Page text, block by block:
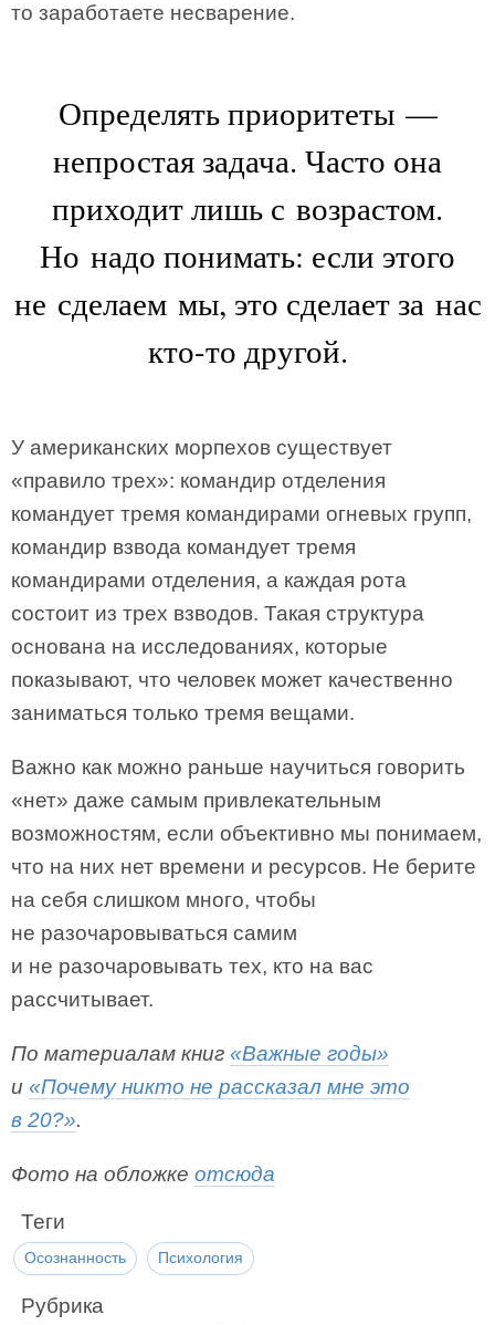
то заработаете несварение.
Определять приоритеты —
непростая задача. Часто она
приходит лишь с возрастом.
Но надо понимать: если этого
не сделаем мы, это сделает за нас
кто-то другой.
У американских морпехов существует
«правило трех»: командир отделения
командует тремя командирами огневых групп,
командир взвода командует тремя
командирами отделения, а каждая рота
состоит из трех взводов. Такая структура
основана на исследованиях, которые
показывают, что человек может качественно
заниматься только тремя вещами.
Важно как можно раньше научиться говорить
«нет» даже самым привлекательным
возможностям, если объективно мы понимаем,
что на них нет времени и ресурсов. Не берите
на себя слишком много, чтобы
не разочаровываться самим
и не разочаровывать тех, кто на вас
рассчитывает.
По материалам книг «Важные годы»
и «Почему никто не рассказал мне это
в 20?».
Фото на обложке отсюда
Теги
Осознанность Психология
Рубрика